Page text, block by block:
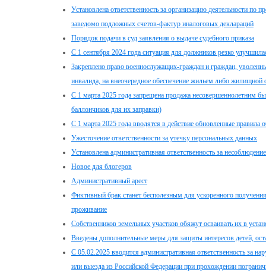
Установлена ответственность за организацию деятельности
заведомо подложных счетов-фактур иналоговых деклараций
Порядок подачи в суд заявления о выдаче судебного приказа
С 1 сентября 2024 года ситуация для должников резко
Закреплено право военнослужащих-граждан и граждан,
инвалида, на внеочередное обеспечение жильем либо жилищной
С 1 марта 2025 года запрещена продажа несовершеннолетним
баллончиков для их заправки)
С 1 марта 2025 года вводятся в действие обновленные правила
Ужесточение ответственности за утечку персональных данных
Установлена административная ответственность за
Новое для блогеров
Административный арест
Фиктивный брак станет бесполезным для ускоренного
проживание
Собственников земельных участков обяжут осваивать их в
Введены дополнительные меры для защиты интересов детей,
С 05.02.2025 вводится административная ответственность за
или выезда из Российской Федерации при прохождении